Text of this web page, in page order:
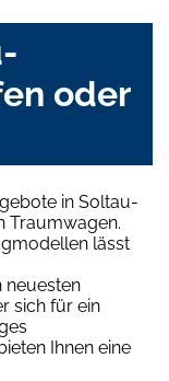
oder
in Soltau-
Traumwagen.
lässt
neuesten
sich für ein
Ihnen eine